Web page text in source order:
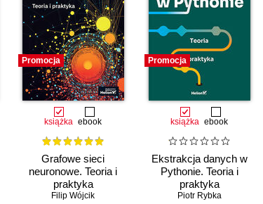
Promocja
książka ebook
Grafowe sieci
neuronowe. Teoria i
praktyka
Filip Wójcik
Promocja
książka ebook
Ekstrakcja danych w
Pythonie. Teoria i
praktyka
Piotr Rybka